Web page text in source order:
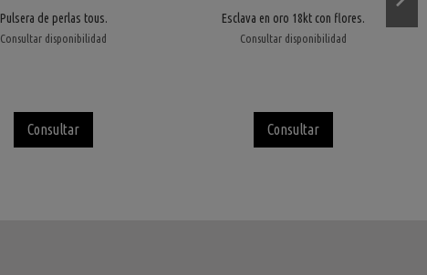
Pulsera de perlas tous.
Consultar disponibilidad
Consultar
Esclava en oro 18kt con flores.
Consultar disponibilidad
Consultar